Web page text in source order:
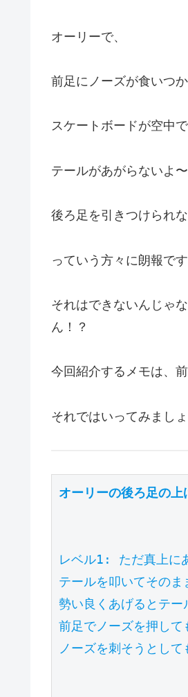
オーリーで、
前足にノーズが食いつか
スケートボードが空中
テールがあがらないよ〜
後ろ足を引きつけられな
っていう方々に朗報で
それはできないんじゃ
ん！？
今回紹介するメモは、
それではいってみましょ
オーリーの後ろ足の上
レベル1: ただ真上に
テールを叩いてそのま
勢い良くあげるとテー
前足でノーズを押して
ノーズを刺そうとし